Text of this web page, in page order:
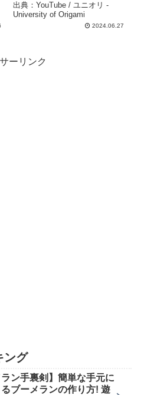
出典：YouTube / ユニオリ -
University of Origami
2024.06.27
ーリンク
ング
ラン手裏剣】簡単な手元に
ブーメランの作り方! 遊